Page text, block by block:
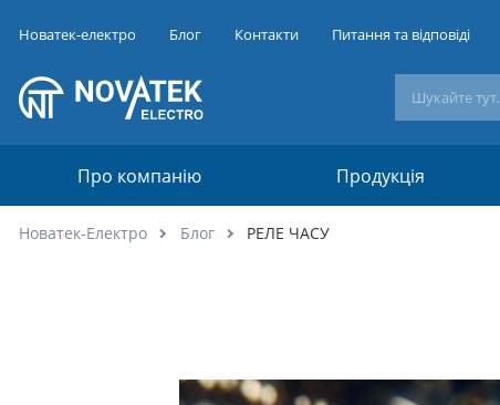
Новатек-електро Блог Контакти Питання та відповіді
Про компанію Продукція
Новатек-Електро Блог РЕЛЕ ЧАСУ